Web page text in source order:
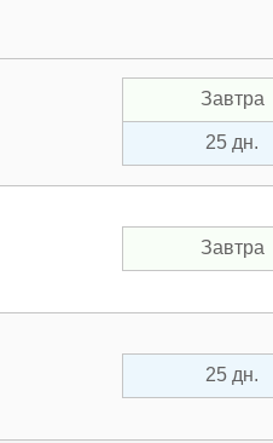
Завтра
25 дн.
Завтра
25 дн.